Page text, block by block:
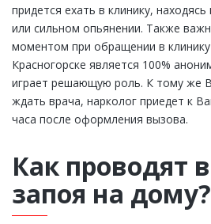
придется ехать в клинику,
или сильном опьянении. Также
моментом при обращении в
Красногорске является 100%
играет решающую роль. К тому же
ждать врача, нарколог приедет к
часа после оформления вызова.
Как проводят
запоя на дому?